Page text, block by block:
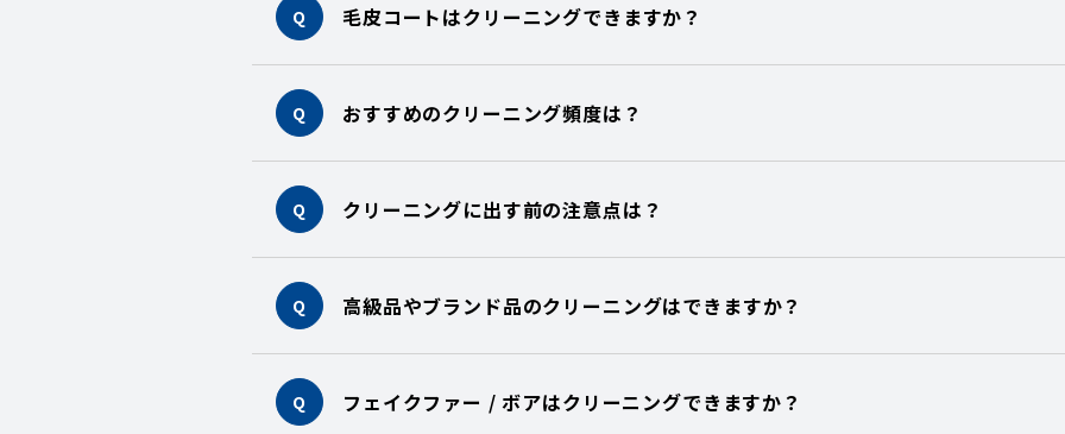
Q 毛皮コートはクリーニングできますか？
Q おすすめのクリーニング頻度は？
Q クリーニングに出す前の注意点は？
Q 高級品やブランド品のクリーニングはできますか？
Q フェイクファー / ボアはクリーニングできますか？